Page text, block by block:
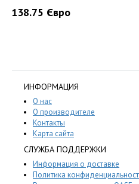
138.75 Євро
ИНФОРМАЦИЯ
О нас
О производителе
Контакты
Карта сайта
СЛУЖБА ПОДДЕРЖКИ
Информация о доставке
Политика